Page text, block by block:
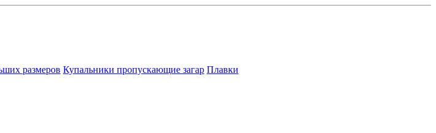
размеров Купальники пропускающие загар Плавки